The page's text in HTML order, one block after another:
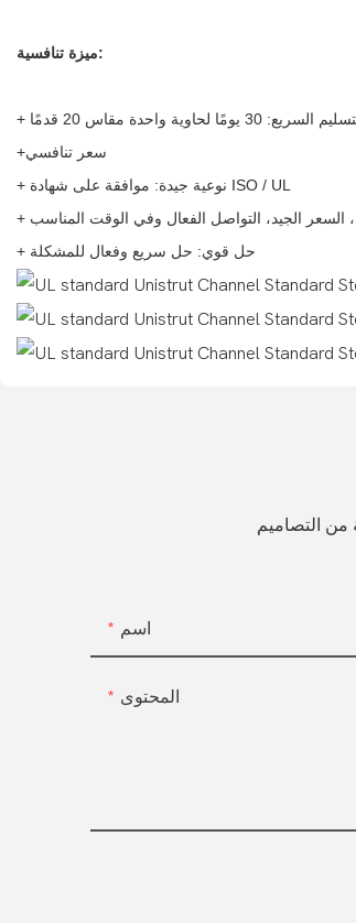
ميزة تنافسية:
+سعر تنافسي
+ نوعية جيدة: موافقة على شهادة ISO / UL
السعر الجيد، التواصل الفعال وفي الوقت المناسب
+ حل قوي: حل سريع وفعال للمشكلة
التصاميم
اسم
المحتوى